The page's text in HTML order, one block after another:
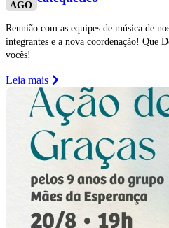
AGO
Reunião com as equipes de música de
integrantes e a nova coordenação! Que
vocês!
Leia mais